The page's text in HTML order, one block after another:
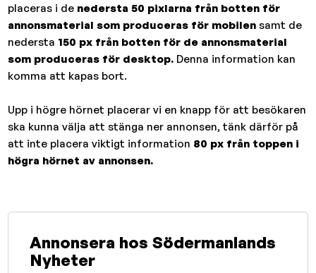
placeras i de nedersta 50 pixlarna från botten för
annonsmaterial som produceras för mobilensamt de
nedersta 150 px från botten för de annonsmaterial
som produceras för desktop. Denna information kan
komma att kapas bort.
Upp i högre hörnet placerar vi en knapp för att besökaren
ska kunna välja att stänga ner annonsen, tänk därför på
att inte placera viktigt information 80 px från toppen i
högra hörnet av annonsen.
Annonsera hos Södermanlands
Nyheter